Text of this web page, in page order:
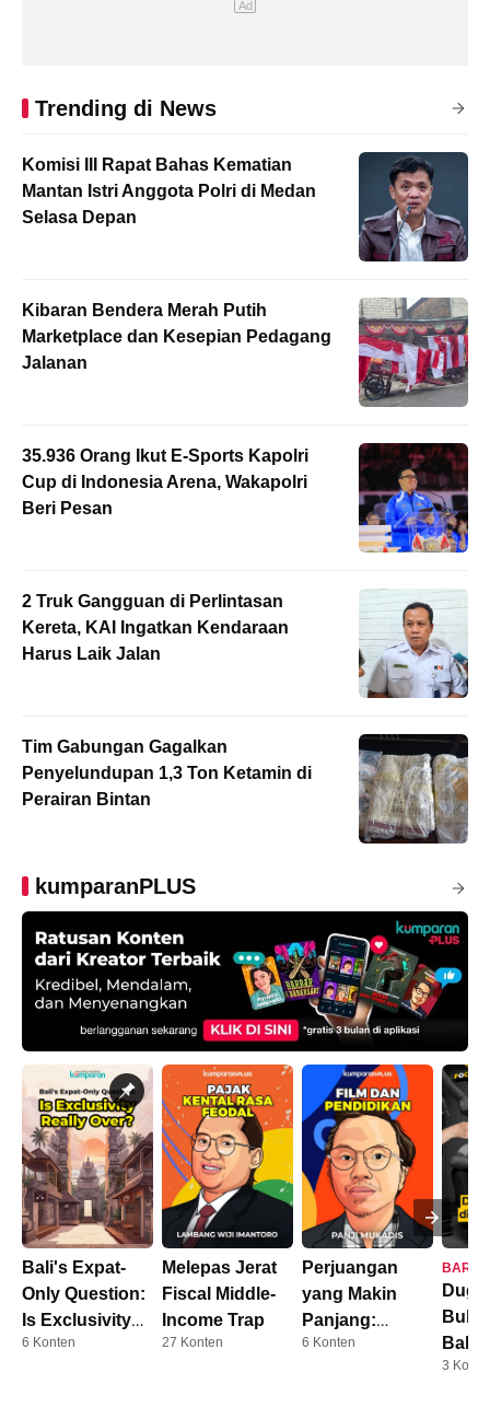
Trending di News
Komisi III Rapat Bahas Kematian
Mantan Istri Anggota Polri di Medan
Selasa Depan
Kibaran Bendera Merah Putih
Marketplace dan Kesepian Pedagang
Jalanan
35.936 Orang Ikut E-Sports Kapolri
Cup di Indonesia Arena, Wakapolri
Beri Pesan
2 Truk Gangguan di Perlintasan
Kereta, KAI Ingatkan Kendaraan
Harus Laik Jalan
Tim Gabungan Gagalkan
Penyelundupan 1,3 Ton Ketamin di
Perairan Bintan
kumparanPLUS
Bali's Expat-
Only Question:
Is Exclusivity
Really Over?
6 Konten
Melepas Jerat
Fiscal Middle-
Income Trap
27 Konten
Perjuangan
yang Makin
Panjang:
Dosen Kini
6 Konten
BARU
Balik
AFF
3